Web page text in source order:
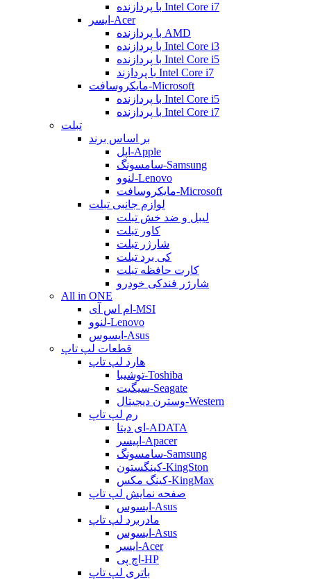
با پردازنده Intel Core i7
ایسر-Acer
با پردازنده AMD
با پردازنده Intel Core i3
با پردازنده Intel Core i5
با پردازند Intel Core i7
مایکروسافت-Microsoft
با پردازنده Intel Core i5
با پردازنده Intel Core i7
تبلت
بر اساس برند
اپل-Apple
سامسونگ-Samsung
لنوو-Lenovo
مایکروسافت-Microsoft
لوازم جانبی تبلت
لیبل و ضد خش تبلت
کاور تبلت
شارژر تبلت
کی برد تبلت
کارت حافظه تبلت
شارژر فندکی خودرو
All in ONE
ام اس آی-MSI
لنوو-Lenovo
ایسوس-Asus
قطعات لپ تاپ
هارد لپ تاپ
توشیبا-Toshiba
سیگیت-Seagate
وسترن دیجیتال-Western
رم لپ تاپ
ای دیتا-ADATA
اپیسر-Apacer
سامسونگ-Samsung
کینگستون-KingSton
کینگ مکس-KingMax
صفحه نمایش لپ تاپ
ایسوس-Asus
مادربرد لپ تاپ
ایسوس-Asus
ایسر-Acer
اچ پی-HP
باتری لپ تاپ